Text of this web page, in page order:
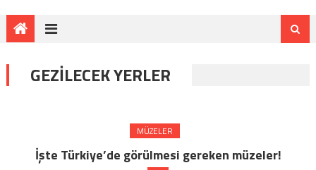
GEZILECEK YERLER
MÜZELER
İşte Türkiye’de görülmesi gereken müzeler!